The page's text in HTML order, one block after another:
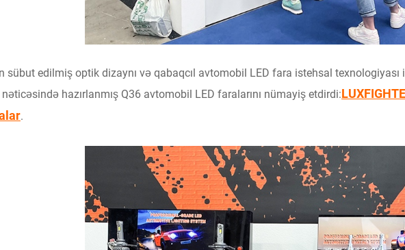
sübut edilmiş optik dizaynı və qabaqcıl avtomobil LED fara istehsal texnologiyası
hazırlanmış Q36 avtomobil LED faralarını nümayiş etdirdi:
.